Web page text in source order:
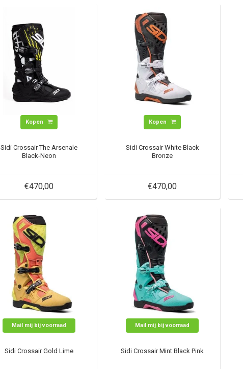
Kopen
Sidi Crossair The Arsenale
Black-Neon
€470,00
Kopen
Sidi Crossair White Black
Bronze
€470,00
Mail mij bij voorraad
Sidi Crossair Gold Lime
Mail mij bij voorraad
Sidi Crossair Mint Black Pink